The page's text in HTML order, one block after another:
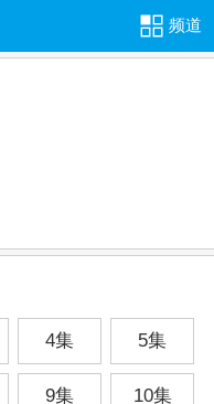
频道
4集 5集
9集 10集